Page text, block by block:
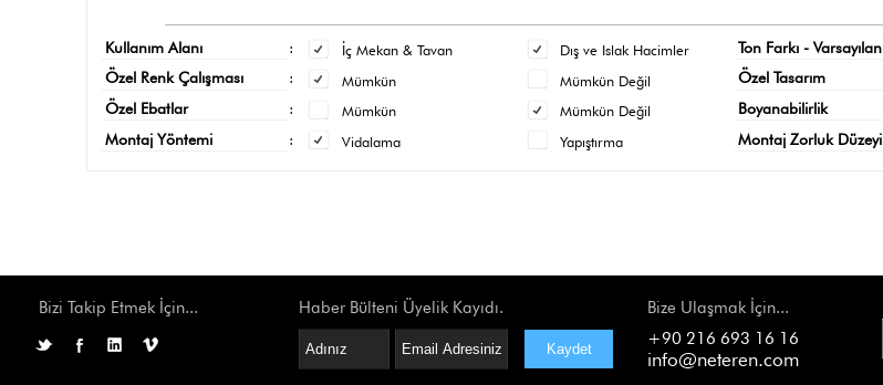
Kullanım Alanı : İç Mekan & Tavan Dış ve Islak Hacimler Ton Farkı - Varsayılan
Özel Renk Çalışması
: Mümkün Mümkün Değil Özel Tasarım
Özel Ebatlar
: Mümkün Mümkün Değil Boyanabilirlik
Montaj Yöntemi
: Vidalama Yapıştırma Montaj Zorluk Düzeyi
Bizi Takip Etmek İçin... Haber Bülteni Üyelik Kayıdı.
Bize Ulaşmak İçin...
+90 216 693 16 16
info@neteren.com